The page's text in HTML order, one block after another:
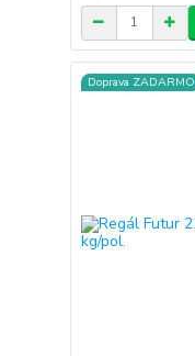
Doprava ZADARMO